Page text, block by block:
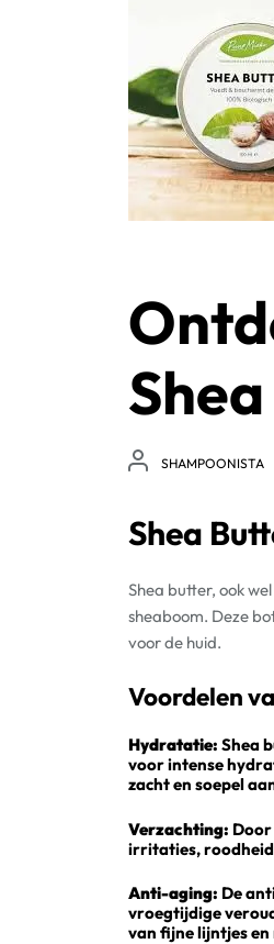
SHAMPOONISTA
Shea
Shea butter, ook
sheaboom. Deze
voor de huid.
Voordelen
Hydratatie: Shea
voor intense
zacht en soepel
Verzachting:
irritaties, roodheid
Anti-aging: De
vroegtijdige
van fijne lijntjes en